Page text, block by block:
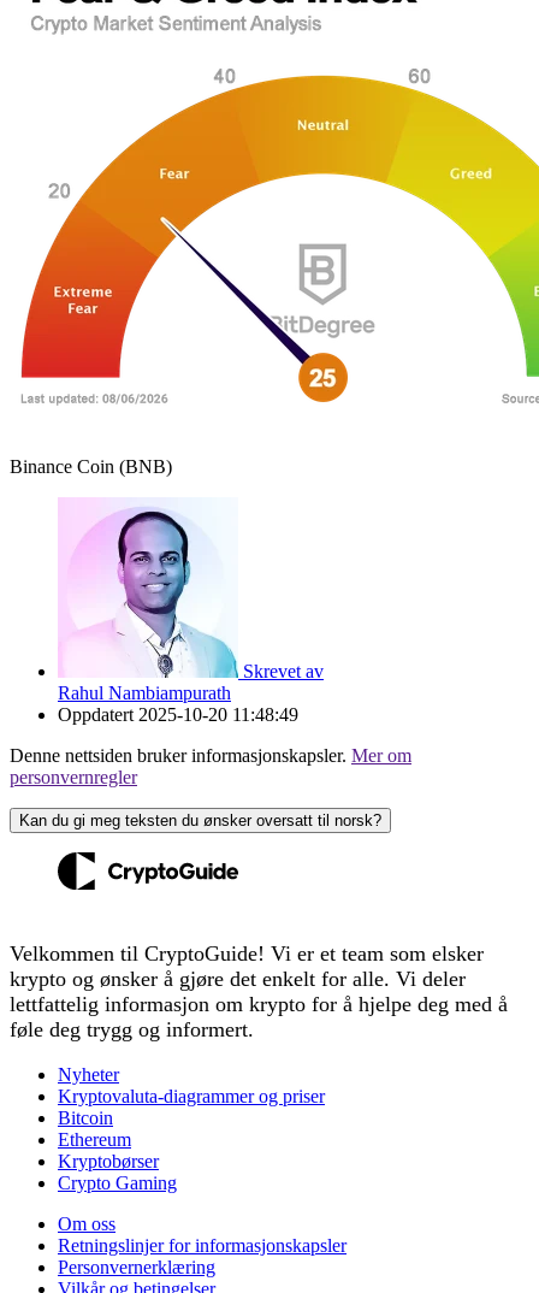
Binance Coin (BNB)
Skrevet av
Rahul Nambiampurath
Oppdatert 2025-10-20 11:48:49
Denne nettsiden bruker informasjonskapsler. Mer om
personvernregler
Kan du gi meg teksten du ønsker oversatt til norsk?
Velkommen til CryptoGuide! Vi er et team som elsker
krypto og ønsker å gjøre det enkelt for alle. Vi deler
lettfattelig informasjon om krypto for å hjelpe deg med å
føle deg trygg og informert.
Nyheter
Kryptovaluta-diagrammer og priser
Bitcoin
Ethereum
Kryptobørser
Crypto Gaming
Om oss
Retningslinjer for informasjonskapsler
Personvernerklæring
Vilkår og betingelser